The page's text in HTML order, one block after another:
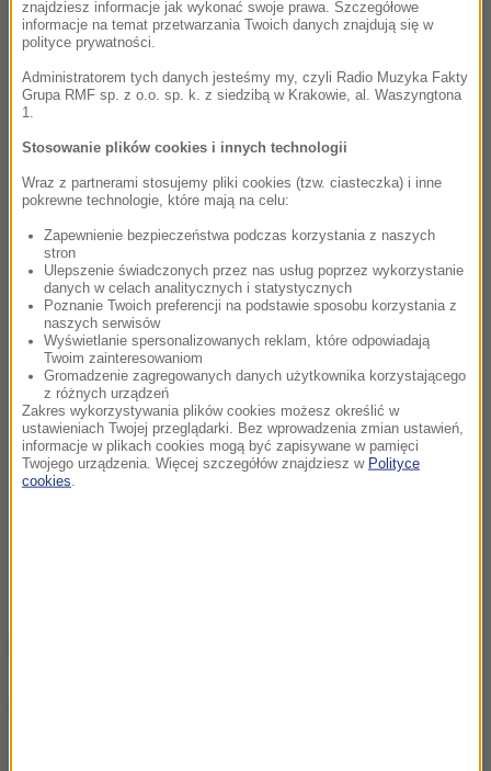
znajdziesz informacje jak wykonać swoje prawa. Szczegółowe
informacje na temat przetwarzania Twoich danych znajdują się w
polityce prywatności.
Administratorem tych danych jesteśmy my, czyli Radio Muzyka Fakty
Grupa RMF sp. z o.o. sp. k. z siedzibą w Krakowie, al. Waszyngtona
1.
Stosowanie plików cookies i innych technologii
Wraz z partnerami stosujemy pliki cookies (tzw. ciasteczka) i inne
pokrewne technologie, które mają na celu:
Zapewnienie bezpieczeństwa podczas korzystania z naszych
stron
Ulepszenie świadczonych przez nas usług poprzez wykorzystanie
danych w celach analitycznych i statystycznych
Poznanie Twoich preferencji na podstawie sposobu korzystania z
naszych serwisów
Wyświetlanie spersonalizowanych reklam, które odpowiadają
Twoim zainteresowaniom
Gromadzenie zagregowanych danych użytkownika korzystającego
z różnych urządzeń
Zakres wykorzystywania plików cookies możesz określić w
ustawieniach Twojej przeglądarki. Bez wprowadzenia zmian ustawień,
informacje w plikach cookies mogą być zapisywane w pamięci
Twojego urządzenia. Więcej szczegółów znajdziesz w Polityce
cookies